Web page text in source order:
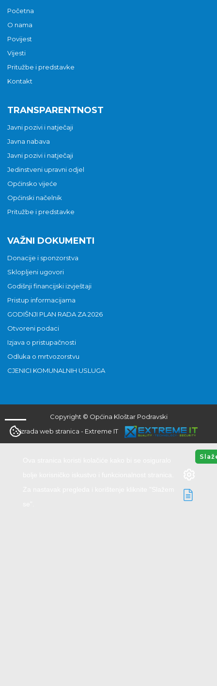
Početna
O nama
Povijest
Vijesti
Pritužbe i predstavke
Kontakt
TRANSPARENTNOST
Javni pozivi i natječaji
Javna nabava
Javni pozivi i natječaji
Jedinstveni upravni odjel
Općinsko vijeće
Općinski načelnik
Pritužbe i predstavke
VAŽNI DOKUMENTI
Donacije i sponzorstva
Sklopljeni ugovori
Godišnji financijski izvještaji
Pristup informacijama
GODIŠNJI PLAN RADA ZA 2026
Otvoreni podaci
Izjava o pristupačnosti
Odluka o mrtvozorstvu
CJENICI KOMUNALNIH USLUGA
Copyright © Općina Kloštar Podravski
Izrada web stranica - Extreme IT